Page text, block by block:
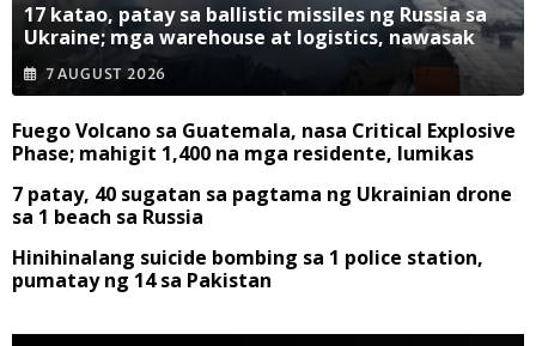
17 katao, patay sa ballistic missiles ng Russia sa
Ukraine; mga warehouse at logistics, nawasak
7 AUGUST 2026
Fuego Volcano sa Guatemala, nasa Critical Explosive
Phase; mahigit 1,400 na mga residente, lumikas
7 patay, 40 sugatan sa pagtama ng Ukrainian drone
sa 1 beach sa Russia
Hinihinalang suicide bombing sa 1 police station,
pumatay ng 14 sa Pakistan